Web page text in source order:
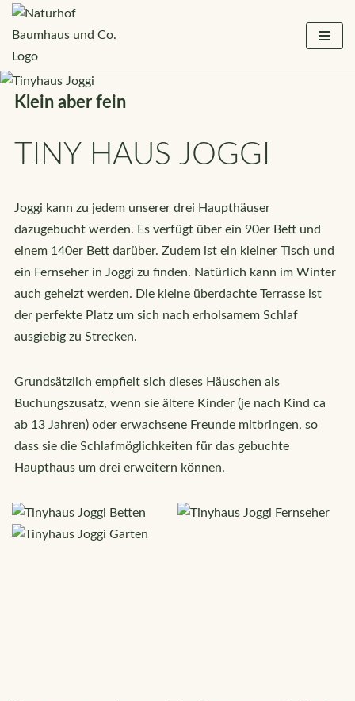
Inhalt
springen
Klein aber fein
TINY HAUS JOGGI
Joggi kann zu jedem unserer drei Haupthäuser
dazugebucht werden. Es verfügt über ein 90er Bett und
einem 140er Bett darüber. Zudem ist ein kleiner Tisch und
ein Fernseher in Joggi zu finden. Natürlich kann im Winter
auch geheizt werden. Die kleine überdachte Terrasse ist
der perfekte Platz um sich nach erholsamem Schlaf
ausgiebig zu Strecken.
Grundsätzlich empfielt sich dieses Häuschen als
Buchungszusatz, wenn sie ältere Kinder (je nach Kind ca
ab 13 Jahren) oder erwachsene Freunde mitbringen, so
dass sie die Schlafmöglichkeiten für das gebuchte
Haupthaus um drei erweitern können.